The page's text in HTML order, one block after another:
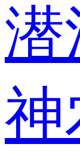
潜
神